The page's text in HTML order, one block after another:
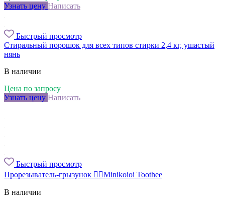
Узнать цену Написать
Быстрый просмотр
Стиральный порошок для всех типов стирки 2,4 кг, ушастый
нянь
В наличии
Цена по запросу
Узнать цену Написать
Быстрый просмотр
Прорезыватель-грызунок 🖐🏻Minikoioi Toothee
В наличии